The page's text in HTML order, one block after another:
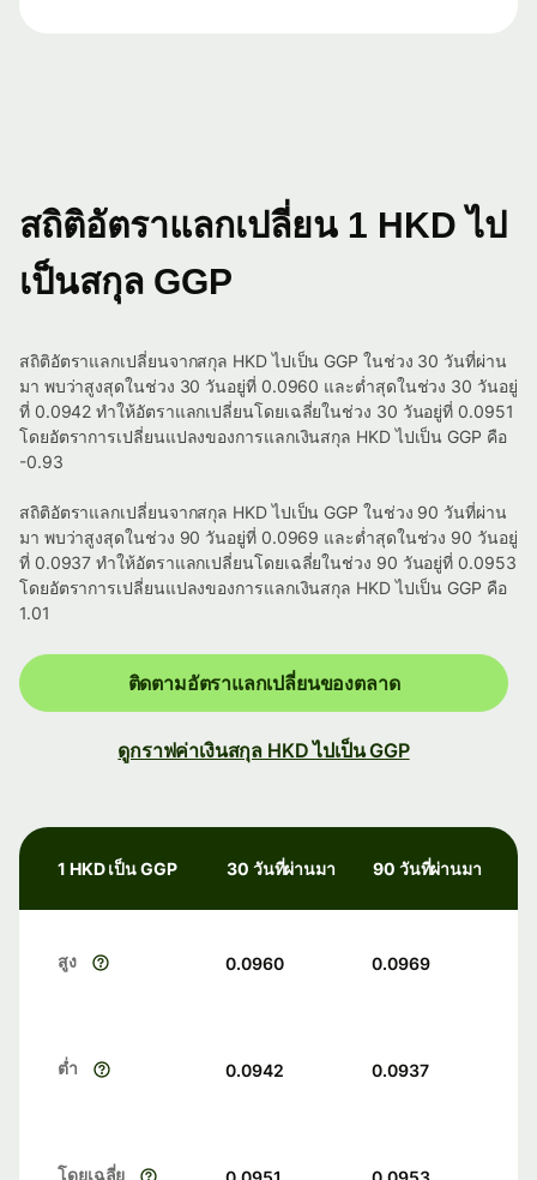
สถิติอัตราแลกเปลี่ยน 1 HKD ไป
เป็นสกุล GGP
สถิติอัตราแลกเปลี่ยนจากสกุล HKD ไปเป็น GGP ในช่วง 30 วันที่ผ่าน
มา พบว่าสูงสุดในช่วง 30 วันอยู่ที่ 0.0960 และต่ำสุดในช่วง 30 วันอยู่
ที่ 0.0942 ทำให้อัตราแลกเปลี่ยนโดยเฉลี่ยในช่วง 30 วันอยู่ที่ 0.0951
โดยอัตราการเปลี่ยนแปลงของการแลกเงินสกุล HKD ไปเป็น GGP คือ
-0.93
สถิติอัตราแลกเปลี่ยนจากสกุล HKD ไปเป็น GGP ในช่วง 90 วันที่ผ่าน
มา พบว่าสูงสุดในช่วง 90 วันอยู่ที่ 0.0969 และต่ำสุดในช่วง 90 วันอยู่
ที่ 0.0937 ทำให้อัตราแลกเปลี่ยนโดยเฉลี่ยในช่วง 90 วันอยู่ที่ 0.0953
โดยอัตราการเปลี่ยนแปลงของการแลกเงินสกุล HKD ไปเป็น GGP คือ
1.01
ติดตามอัตราแลกเปลี่ยนของตลาด
ดูกราฟค่าเงินสกุล HKD ไปเป็น GGP
1 HKD เป็น GGP 30 วันที่ผ่านมา 90 วันที่ผ่านมา
สูง 0.0960 0.0969
ต่ำ 0.0942 0.0937
โดยเฉลี่ย